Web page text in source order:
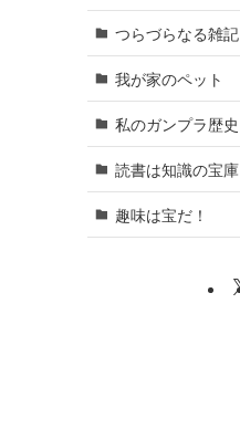
つらづらなる雑記
我が家のペット
私のガンプラ歴史
読書は知識の宝庫
趣味は宝だ！